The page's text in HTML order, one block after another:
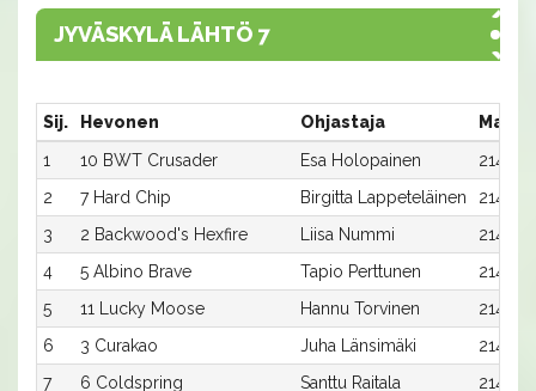
JYVÄSKYLÄ LÄHTÖ 7
Sij. Hevonen Ohjastaja
1
10 BWT Crusader Esa Holopainen
2140:10
2
7 Hard Chip Birgitta Lappeteläinen
2140:7
3
2 Backwood's Hexfire Liisa Nummi
2140:2
4
5 Albino Brave Tapio Perttunen
2140:5
5
11 Lucky Moose Hannu Torvinen
2140:11
6
3 Curakao Juha Länsimäki
2140:3
7
6 Coldspring Santtu Raitala
2140:6